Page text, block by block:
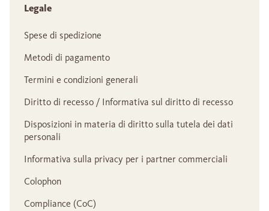
Legale
Spese di spedizione
Metodi di pagamento
Termini e condizioni generali
Diritto di recesso / Informativa sul diritto di recesso
Disposizioni in materia di diritto sulla tutela dei dati
personali
Informativa sulla privacy per i partner commerciali
Colophon
Compliance (CoC)